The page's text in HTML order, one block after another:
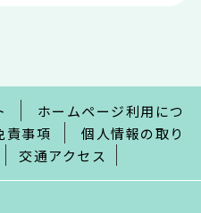
ホームページ利用につ
責事項
個人情報の取り
交通アクセス